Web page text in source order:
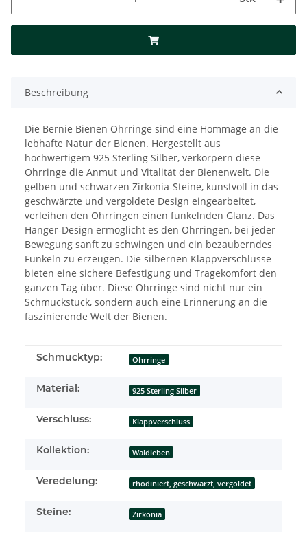
Beschreibung
Die Bernie Bienen Ohrringe sind eine Hommage an die
lebhafte Natur der Bienen. Hergestellt aus
hochwertigem 925 Sterling Silber, verkörpern diese
Ohrringe die Anmut und Vitalität der Bienenwelt. Die
gelben und schwarzen Zirkonia-Steine, kunstvoll in das
geschwärzte und vergoldete Design eingearbeitet,
verleihen den Ohrringen einen funkelnden Glanz. Das
Hänger-Design ermöglicht es den Ohrringen, bei jeder
Bewegung sanft zu schwingen und ein bezauberndes
Funkeln zu erzeugen. Die silbernen Klappverschlüsse
bieten eine sichere Befestigung und Tragekomfort den
ganzen Tag über. Diese Ohrringe sind nicht nur ein
Schmuckstück, sondern auch eine Erinnerung an die
faszinierende Welt der Bienen.
Schmucktyp: Ohrringe
Material: 925 Sterling Silber
Verschluss: Klappverschluss
Kollektion: Waldleben
Veredelung: rhodiniert, geschwärzt, vergoldet
Steine: Zirkonia